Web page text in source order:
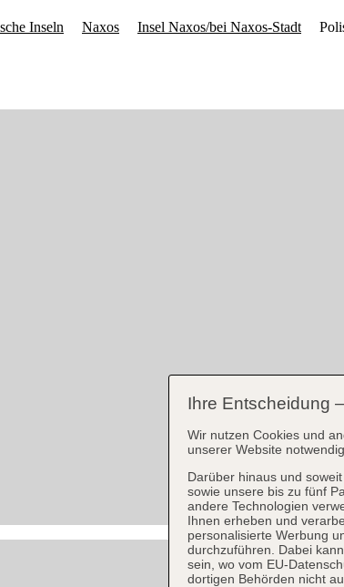
Ihre Entscheidung
Wir nutzen Cookies und
unserer Website notwendig
Darüber hinaus und
sowie unsere bis zu fünf
andere Technologien
Ihnen erheben und
personalisierte Werbung
durchzuführen. Dabei
sein, wo vom EU-
dortigen Behörden nicht